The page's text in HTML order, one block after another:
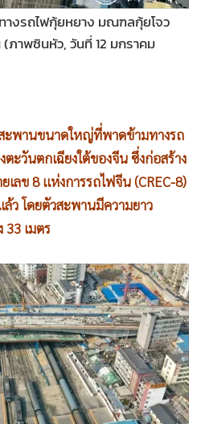
งรถไฟกุ้ยหยาง มณฑลกุ้ยโจว
ภาพซินหัว, วันที่ 12 มกราคม
ะพานขนาดใหญ่ที่พาดข้ามทางรถ
ะวันตกเฉียงใต้ของจีน ซึ่งก่อสร้าง
ลข 8 แห่งการรถไฟจีน (CREC-8)
ว โดยตัวสะพานมีความยาว
33 เมตร